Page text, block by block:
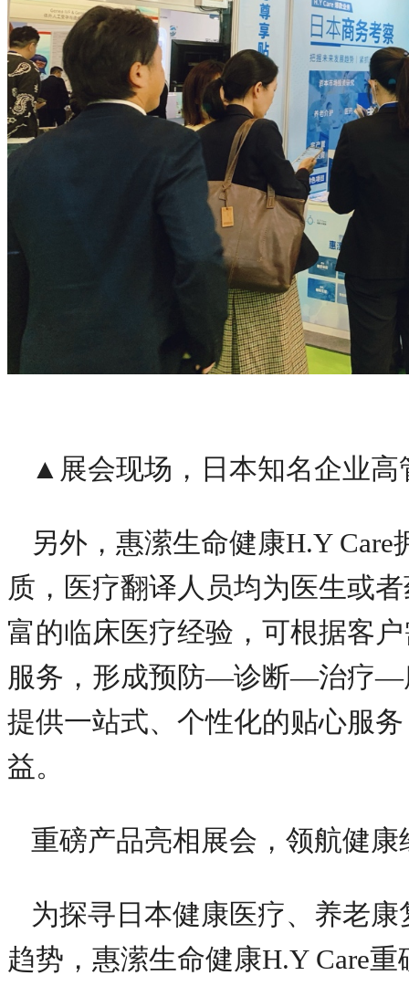
▲展会现场，日本知名企业高
另外，惠潆生命健康H.Y
质，医疗翻译人员均为医生或
富的临床医疗经验，可根据客
服务，形成预防—诊断—治疗—
提供一站式、个性化的贴心服
益。
重磅产品亮相展会，领航健康
为探寻日本健康医疗、养老
趋势，惠潆生命健康H.Y Care